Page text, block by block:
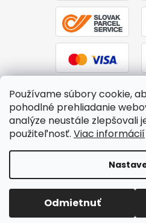
Používame súbory cookie,
pohodlné prehliadanie
analýze neustále zlepšovali
použiteľnosť. Viac informácií
Odmietnuť
Copyright 2026BTPS.sk.
nastavenie